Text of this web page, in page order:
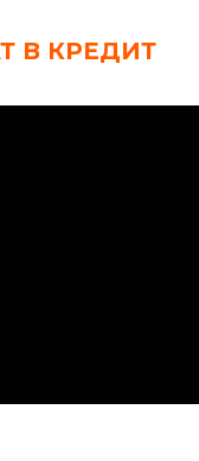
В КРЕДИТ